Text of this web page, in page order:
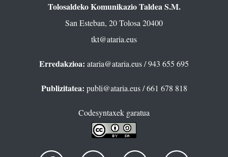
Tolosaldeko Komunikazio Taldea S.M.
San Esteban, 20 Tolosa 20400
tkt@ataria.eus
Erredakzioa: ataria@ataria.eus/ 943 655 695
Publizitatea: publi@ataria.eus/ 661 678 818
Codesyntaxek garatua